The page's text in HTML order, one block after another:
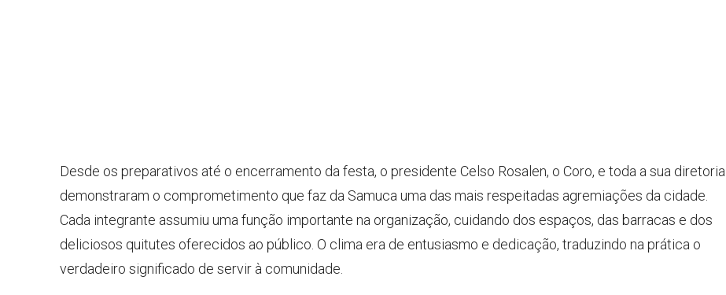
Desde os preparativos até o encerramento da festa, o presidente Celso Rosalen, o Coro, e toda a sua diretoria
demonstraram o comprometimento que faz da Samuca uma das mais respeitadas agremiações da cidade.
Cada integrante assumiu uma função importante na organização, cuidando dos espaços, das barracas e dos
deliciosos quitutes oferecidos ao público. O clima era de entusiasmo e dedicação, traduzindo na prática o
verdadeiro significado de servir à comunidade.